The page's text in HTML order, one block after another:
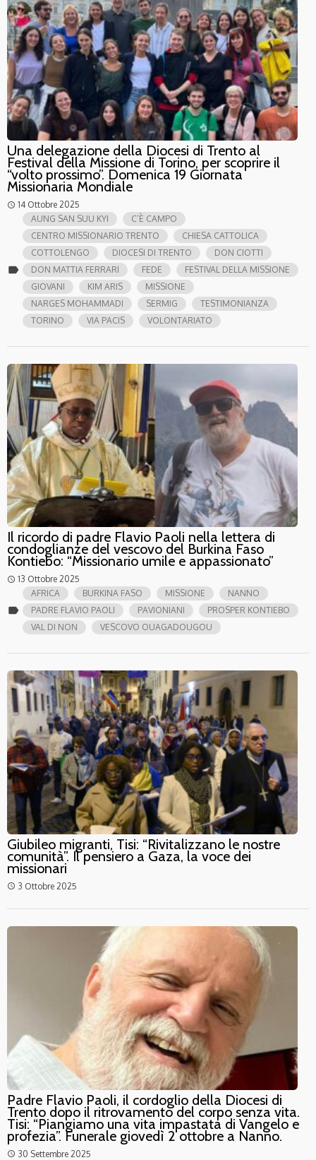
Una delegazione della Diocesi di Trento al
Festival della Missione di Torino, per scoprire il
“volto prossimo”. Domenica 19 Giornata
Missionaria Mondiale
access_time 14 Ottobre 2025
label
AUNG SAN SUU KYI
C’È CAMPO
CENTRO MISSIONARIO TRENTO
CHIESA CATTOLICA
COTTOLENGO
DIOCESI DI TRENTO
DON CIOTTI
DON MATTIA FERRARI
FEDE
FESTIVAL DELLA MISSIONE
GIOVANI
KIM ARIS
MISSIONE
NARGES MOHAMMADI
SERMIG
TESTIMONIANZA
TORINO
VIA PACIS VOLONTARIATO
Il ricordo di padre Flavio Paoli nella lettera di
condoglianze del vescovo del Burkina Faso
Kontiebo: “Missionario umile e appassionato”
access_time 13 Ottobre 2025
label
AFRICA BURKINA FASO MISSIONE
NANNO
PADRE FLAVIO PAOLI
PAVIONIANI
PROSPER KONTIEBO
VAL DI NON
VESCOVO OUAGADOUGOU
Giubileo migranti, Tisi: “Rivitalizzano le nostre
comunità”. Il pensiero a Gaza, la voce dei
missionari
access_time 3 Ottobre 2025
Padre Flavio Paoli, il cordoglio della Diocesi di
Trento dopo il ritrovamento del corpo senza vita.
Tisi: “Piangiamo una vita impastata di Vangelo e
profezia”. Funerale giovedì 2 ottobre a Nanno.
access_time 30 Settembre 2025